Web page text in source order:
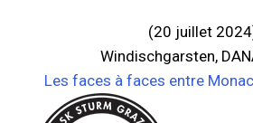
(20 juillet
Windischgarsten,
Les faces à faces entre